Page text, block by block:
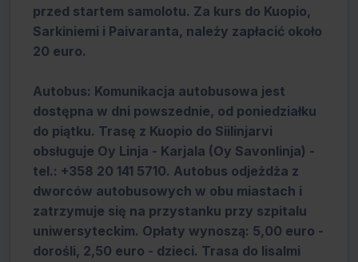
przed startem samolotu. Za kurs do Kuopio,
Sarkiniemi i Paivaranta, należy zapłacić około
20 euro.
Autobus: Komunikacja autobusowa jest
dostępna w dni powszednie, od poniedziałku
do piątku. Trasę z Kuopio do Siilinjarvi
obsługuje Oy Linja - Karjala (Oy Savonlinja) -
tel.: +358 20 141 5710. Autobus odjeżdża z
dworców autobusowych w obu miastach i
zatrzymuje się na przystanku przy szpitalu
uniwersyteckim. Opłaty wynoszą: 5,00 euro -
dorośli, 2,50 euro - dzieci. Trasa do Iisalmi